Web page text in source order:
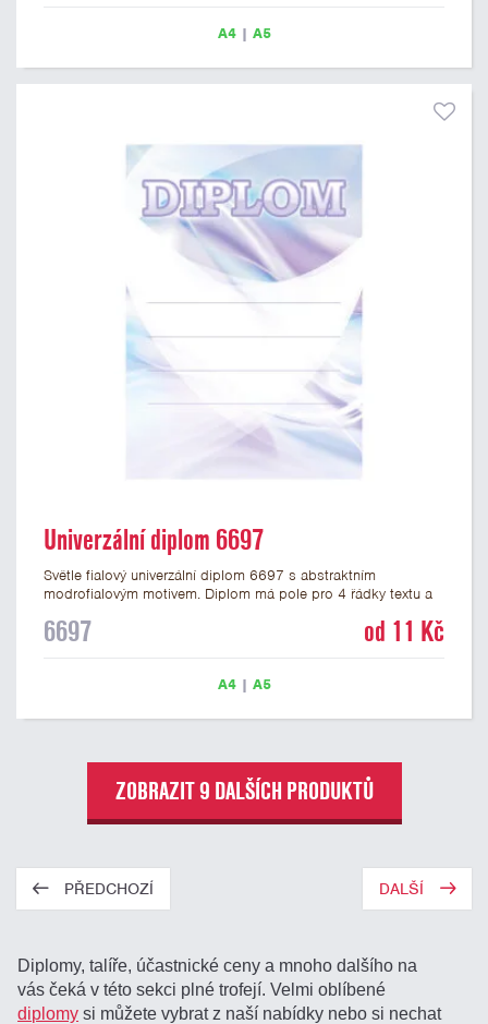
A4| A5
Univerzální diplom 6697
Světle fialový univerzální diplom 6697 s abstraktním
modrofialovým motivem. Diplom má pole pro 4 řádky textu a
ve formátu A4 a A5. Papírový diplom s univerzálním
6697 od 11 Kč
A4| A5
ZOBRAZIT 9 DALŠÍCH PRODUKTŮ
PŘEDCHOZÍ DALŠÍ
Diplomy, talíře, účastnické ceny a mnoho dalšího na
vás čeká v této sekci plné trofejí. Velmi oblíbené
diplomy si můžete vybrat z naší nabídky nebo si nechat